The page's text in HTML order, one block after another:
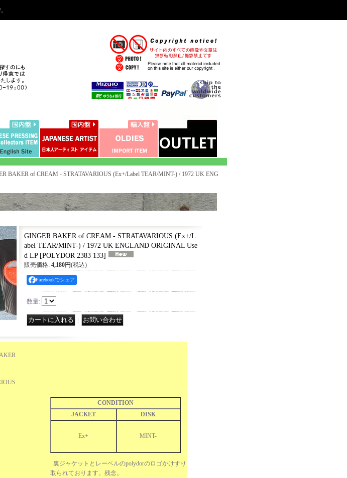
BAKER of CREAM - STRATAVARIOUS (Ex+/Label TEAR/MINT-) / 1972 UK ENG
GINGER BAKER of CREAM - STRATAVARIOUS (Ex+/L
abel TEAR/MINT-) / 1972 UK ENGLAND ORIGINAL Use
d LP [POLYDOR 2383 133]
販売価格: 4,180円(税込)
Facebookでシェア
数量:
CONDITION
JACKET
DISK
Ex+ MINT-
裏ジャケットとレーベルのpolydorのロゴかけすり
取られております。残念。